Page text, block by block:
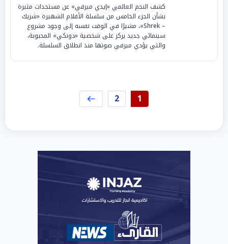
كشف النجم العالمي «إيدي ميرفي» عن مستجدات مثيرة
بشأن الجزء الخامس من سلسلة الأفلام الشهيرة «شريك
– Shrek»، مشيرًا في الوقت نفسه إلى وجود مشروع
سينمائي جديد يركز على شخصية «دونكي» المحبوبة،
والتي يؤدي ميرفي صوتها منذ انطلاق السلسلة.
1
2